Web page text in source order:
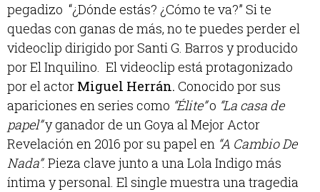
pegadizo “¿Dónde estás? ¿Cómo te va?” Si te
quedas con ganas de más, no te puedes perder el
videoclip dirigido por Santi G. Barros y producido
por El Inquilino. El videoclip está protagonizado
por el actor Miguel Herrán. Conocido por sus
apariciones en series como “Élite”o “La casa de
papel”y ganador de un Goya al Mejor Actor
Revelación en 2016 por su papel en “A Cambio De
Nada”. Pieza clave junto a una Lola Indigo más
íntima y personal. El single muestra una tragedia